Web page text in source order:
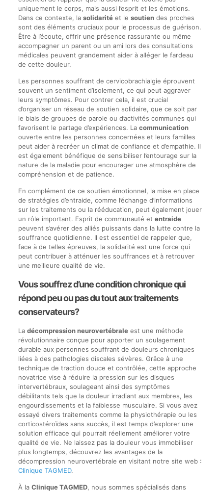
uniquement le corps, mais aussi l’esprit et les émotions.
Dans ce contexte, la solidaritéet le soutiendes proches
sont des éléments cruciaux pour le processus de guérison.
Être à l’écoute, offrir une présence rassurante ou même
accompagner un parent ou un ami lors des consultations
médicales peuvent grandement aider à alléger le fardeau
de cette douleur.
Les personnes souffrant de cervicobrachialgie éprouvent
souvent un sentiment d’isolement, ce qui peut aggraver
leurs symptômes. Pour contrer cela, il est crucial
d’organiser un réseau de soutien solidaire, que ce soit par
le biais de groupes de parole ou d’activités communes qui
favorisent le partage d’expériences. La communication
ouverte entre les personnes concernées et leurs familles
peut aider à recréer un climat de confiance et d’empathie. Il
est également bénéfique de sensibiliser l’entourage sur la
nature de la maladie pour encourager une atmosphère de
compréhension et de patience.
En complément de ce soutien émotionnel, la mise en place
de stratégies d’entraide, comme l’échange d’informations
sur les traitements ou la rééducation, peut également jouer
un rôle important. Esprit de communauté et entraide
peuvent s’avérer des alliés puissants dans la lutte contre la
souffrance quotidienne. Il est essentiel de rappeler que,
face à de telles épreuves, la solidarité est une force qui
peut contribuer à atténuer les souffrances et à retrouver
une meilleure qualité de vie.
Vous souffrez d’une condition chronique qui
répond peu ou pas du tout aux traitements
conservateurs?
La décompression neurovertébraleest une méthode
révolutionnaire conçue pour apporter un soulagement
durable aux personnes souffrant de douleurs chroniques
liées à des pathologies discales sévères. Grâce à une
technique de traction douce et contrôlée, cette approche
novatrice vise à réduire la pression sur les disques
intervertébraux, soulageant ainsi des symptômes
débilitants tels que la douleur irradiant aux membres, les
engourdissements et la faiblesse musculaire. Si vous avez
essayé divers traitements comme la physiothérapie ou les
corticostéroïdes sans succès, il est temps d’explorer une
solution efficace qui pourrait réellement améliorer votre
qualité de vie. Ne laissez pas la douleur vous immobiliser
plus longtemps, découvrez les avantages de la
décompression neurovertébrale en visitant notre site web :
Clinique TAGMED.
À la Clinique TAGMED, nous sommes spécialisés dans